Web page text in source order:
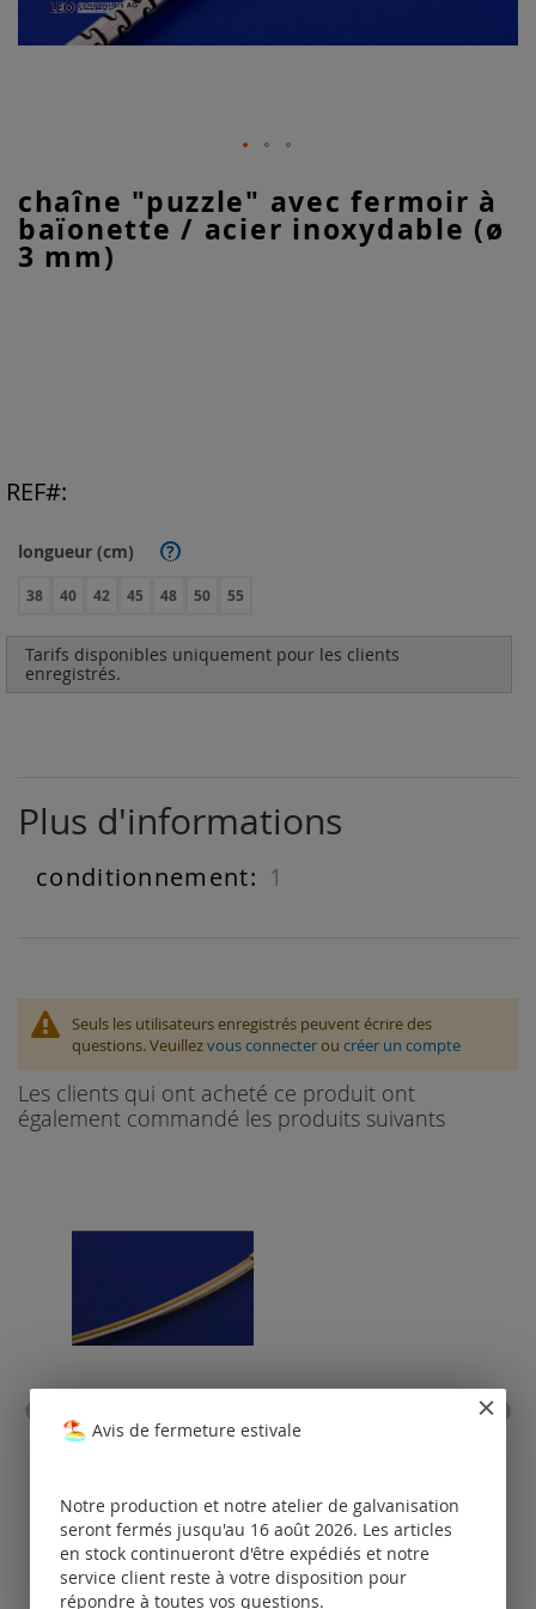
chaîne "puzzle" avec fermoir à
baïonette / acier inoxydable (ø
3 mm)
longueur (cm) ?
38 40 42 45 48 50 55
Tarifs disponibles uniquement pour les clients
enregistrés.
REF
to
the
beginning
of
Plus d'informations
Plus
1
Seuls les utilisateurs enregistrés peuvent écrire des
questions. Veuillezvous connecterou créer un compte
Les clients qui ont acheté ce produit ont
également commandé les produits suivants
collier en acier inoxydable
avec fermoir à baïonette /
Tarifs
disponibles
uniquement
pour les clients
enregistrés.
Avis de fermeture estivale
Notre production et notre atelier de galvanisation
seront fermés jusqu'au 16 août 2026. Les articles
en stock continueront d'être expédiés et notre
service client reste à votre disposition pour
répondre à toutes vos questions.